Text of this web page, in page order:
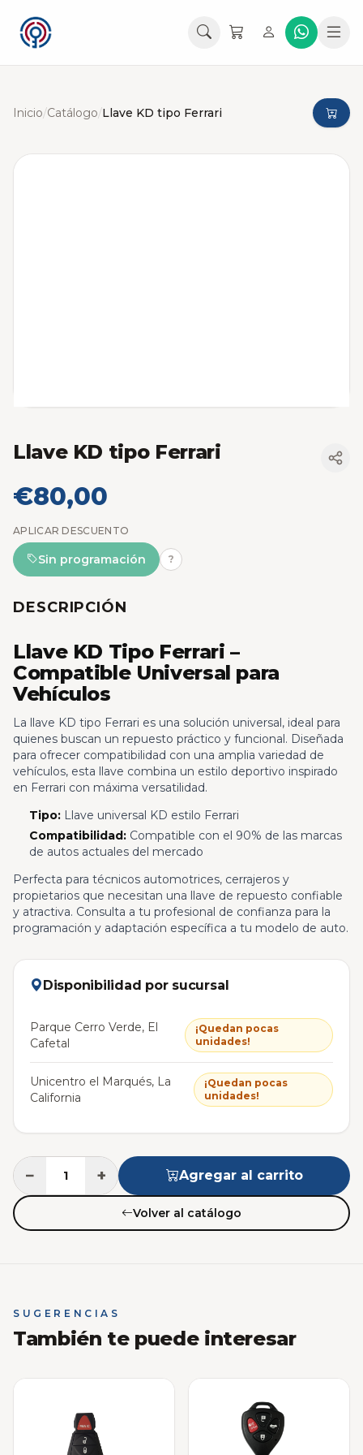
Inicio/Catálogo/Llave KD tipo Ferrari
Llave KD tipo Ferrari
€80,00
APLICAR DESCUENTO
Sin programación ?
DESCRIPCIÓN
Llave KD Tipo Ferrari –
Compatible Universal para
Vehículos
La llave KD tipo Ferrari es una solución universal, ideal para
quienes buscan un repuesto práctico y funcional. Diseñada
para ofrecer compatibilidad con una amplia variedad de
vehículos, esta llave combina un estilo deportivo inspirado
en Ferrari con máxima versatilidad.
Tipo:Llave universal KD estilo Ferrari
Compatibilidad:Compatible con el 90% de las marcas
de autos actuales del mercado
Perfecta para técnicos automotrices, cerrajeros y
propietarios que necesitan una llave de repuesto confiable
y atractiva. Consulta a tu profesional de confianza para la
programación y adaptación específica a tu modelo de auto.
Disponibilidad por sucursal
Parque Cerro Verde, El
Cafetal
¡Quedan pocas
unidades!
Unicentro el Marqués, La
California
¡Quedan pocas
unidades!
− + Agregar al carrito
Volver al catálogo
SUGERENCIAS
También te puede interesar